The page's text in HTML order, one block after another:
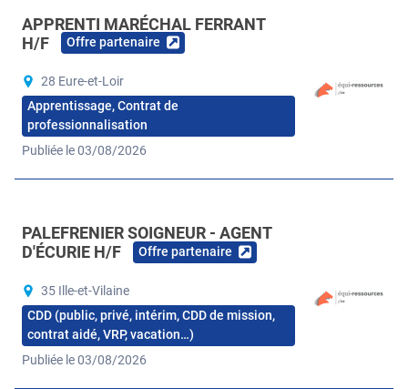
APPRENTI MARÉCHAL FERRANT
H/F
Offre partenaire
28 Eure-et-Loir
Apprentissage, Contrat de
professionnalisation
Publiée le 03/08/2026
PALEFRENIER SOIGNEUR - AGENT
D'ÉCURIE H/F
Offre partenaire
35 Ille-et-Vilaine
CDD (public, privé, intérim, CDD de mission,
contrat aidé, VRP, vacation…)
Publiée le 03/08/2026